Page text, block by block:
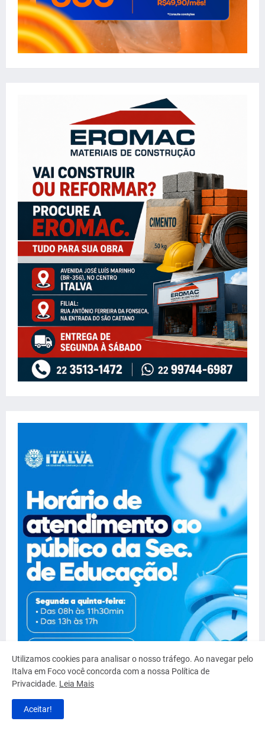
Utilizamos cookies para analisar o nosso tráfego. Ao navegar pelo
Italva em Foco você concorda com a nossa Política de
Privacidade. Leia Mais
Aceitar!